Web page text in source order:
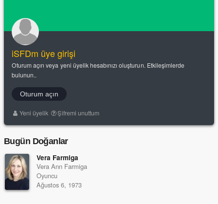
iSFDm üye girişi
Oturum açın veya yeni üyelik hesabınızı oluşturun. Etkileşimlerde
bulunun..
Oturum açın
Yeni üyelik Şifremi unuttum
Bugün Doğanlar
Vera Farmiga
Vera Ann Farmiga
Oyuncu
Ağustos 6, 1973